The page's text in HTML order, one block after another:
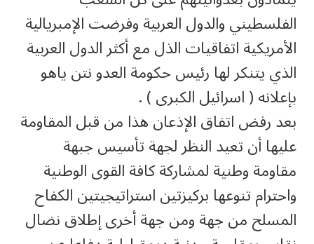
الفلسطيني والدول العربية وفرضت الإمبريالية
الأمريكية اتفاقيات الذل مع أكثر الدول العربية
الذي يتنكر لها رئيس حكومة العدو نتن ياهو
بإعلانه ( اسرائيل الكبرى ) .
بعد رفض اتفاق الإذعان هذا من قبل المقاومة
عليها أن تعيد النظر لجهة تأسيس جبهة
مقاومة وطنية لمشاركة كافة القوى الوطنية
واحترام تنوعها بركيزتين استراتيجيتين الكفاح
المسلح من جهة ومن جهة أخرى إطلاق نضال